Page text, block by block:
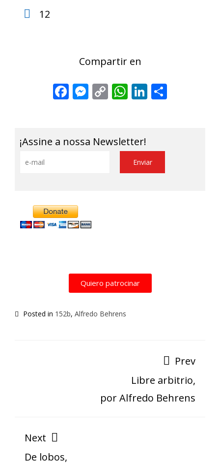
12
Compartir en
Facebook
Messenger
CopyWhatsApp
LinkedIn
¡Assine a nossa Newsletter!
Quiero patrocinar
Posted in 152b, Alfredo Behrens
Prev
Libre arbitrio,
por Alfredo Behrens
Next
De lobos,